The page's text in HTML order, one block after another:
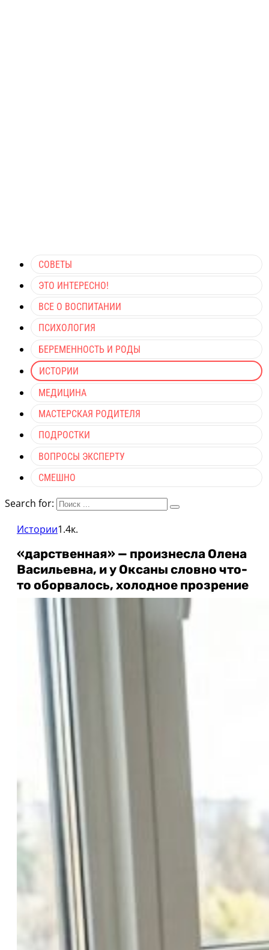
СОВЕТЫ
ЭТО ИНТЕРЕСНО!
ВСЕ О ВОСПИТАНИИ
ПСИХОЛОГИЯ
БЕРЕМЕННОСТЬ И РОДЫ
ИСТОРИИ
МЕДИЦИНА
МАСТЕРСКАЯ РОДИТЕЛЯ
ПОДРОСТКИ
ВОПРОСЫ ЭКСПЕРТУ
СМЕШНО
Search for:
Истории1.4к.
«дарственная» — произнесла Олена
Васильевна, и у Оксаны словно что-
то оборвалось, холодное прозрение